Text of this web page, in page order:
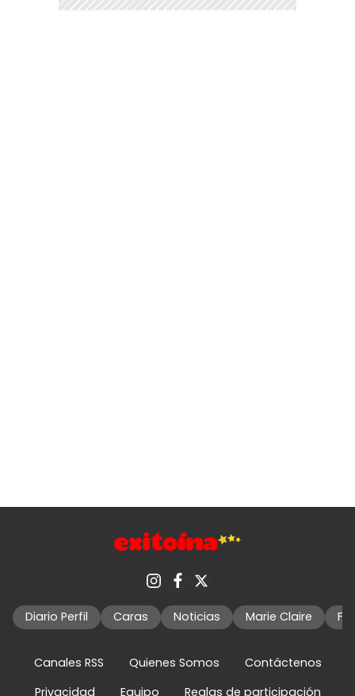
Diario Perfil Caras Noticias Marie Claire
Canales RSS Quienes Somos
Contáctenos
Privacidad
Equipo Reglas de participación